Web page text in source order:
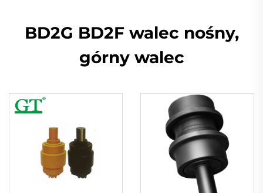
BD2G BD2F walec nośny,
górny walec